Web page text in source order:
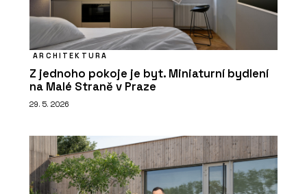
ARCHITEKTURA
Z jednoho pokoje je byt. Miniaturní bydlení
na Malé Straně v Praze
29. 5. 2026